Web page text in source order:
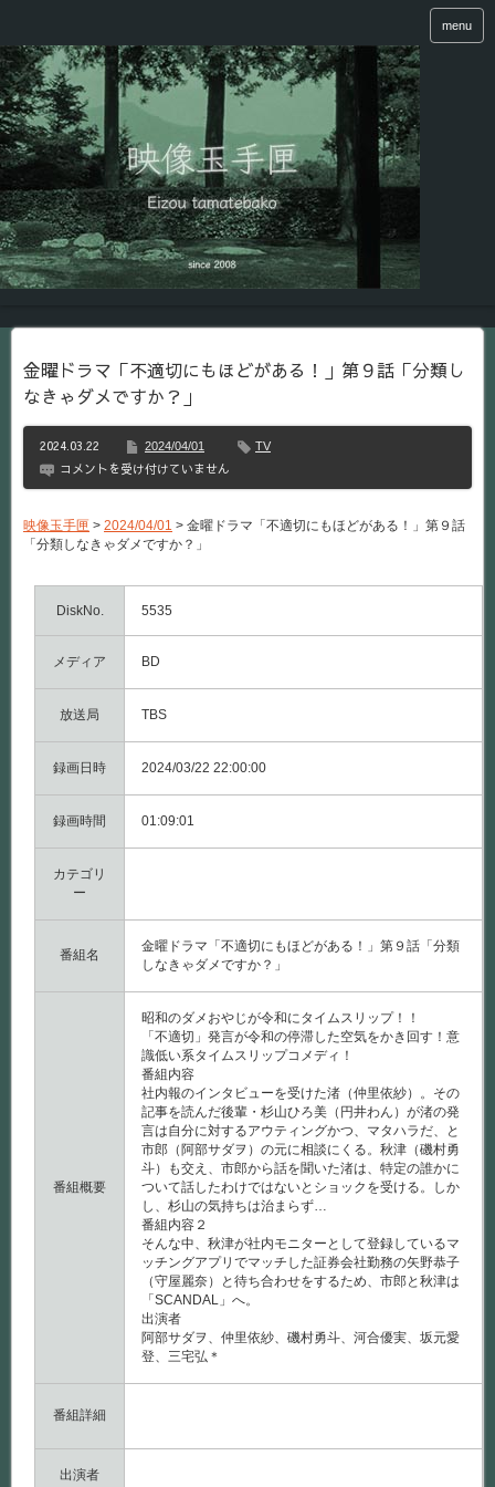
menu
金曜ドラマ「不適切にもほどがある！」第９話「分類し
なきゃダメですか？」
2024.03.22 2024/04/01 TV
金
曜
ラ
マ
「不
切
に
ど
る！」
話
し
ゃ
す
か？」
コメントを受け付けていません
映像玉手匣 > 2024/04/01 > 金曜ドラマ「不適切にもほどがある！」第９話
「分類しなきゃダメですか？」
DiskNo. 5535
メディア BD
放送局 TBS
録画日時 2024/03/22 22:00:00
録画時間 01:09:01
カテゴリ
ー
番組名
金曜ドラマ「不適切にもほどがある！」第９話「分類
しなきゃダメですか？」
番組概要
昭和のダメおやじが令和にタイムスリップ！！
「不適切」発言が令和の停滞した空気をかき回す！意
識低い系タイムスリップコメディ！
番組内容
社内報のインタビューを受けた渚（仲里依紗）。その
記事を読んだ後輩・杉山ひろ美（円井わん）が渚の発
言は自分に対するアウティングかつ、マタハラだ、と
市郎（阿部サダヲ）の元に相談にくる。秋津（磯村勇
斗）も交え、市郎から話を聞いた渚は、特定の誰かに
ついて話したわけではないとショックを受ける。しか
し、杉山の気持ちは治まらず…
番組内容２
そんな中、秋津が社内モニターとして登録しているマ
ッチングアプリでマッチした証券会社勤務の矢野恭子
（守屋麗奈）と待ち合わせをするため、市郎と秋津は
「SCANDAL」へ。
出演者
阿部サダヲ、仲里依紗、磯村勇斗、河合優実、坂元愛
登、三宅弘＊
番組詳細
出演者